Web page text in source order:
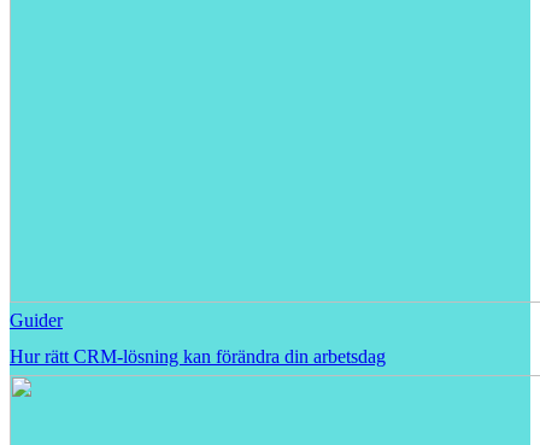
Guider
Hur rätt CRM-lösning kan förändra din arbetsdag